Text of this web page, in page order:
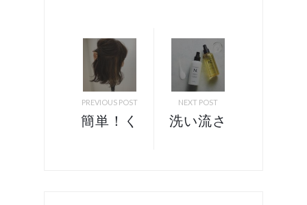
PREVIOUS POST
簡単！く
NEXT POST
洗い流さ